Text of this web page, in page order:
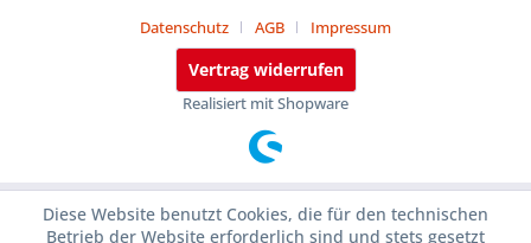
Datenschutz
AGB Impressum
Vertrag widerrufen
Realisiert mit Shopware
Diese Website benutzt Cookies, die für den technischen
Betrieb der Website erforderlich sind und stets gesetzt